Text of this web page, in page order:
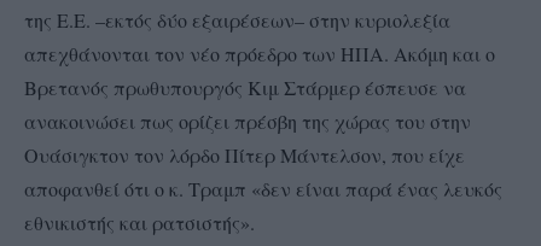
της Ε.Ε. –εκτός δύο εξαιρέσεων– στην κυριολεξία
απεχθάνονται τον νέο πρόεδρο των ΗΠΑ. Ακόμη και ο
Βρετανός πρωθυπουργός Κιμ Στάρμερ έσπευσε να
ανακοινώσει πως ορίζει πρέσβη της χώρας του στην
Ουάσιγκτον τον λόρδο Πίτερ Μάντελσον, που είχε
αποφανθεί ότι ο κ. Τραμπ «δεν είναι παρά ένας λευκός
εθνικιστής και ρατσιστής».